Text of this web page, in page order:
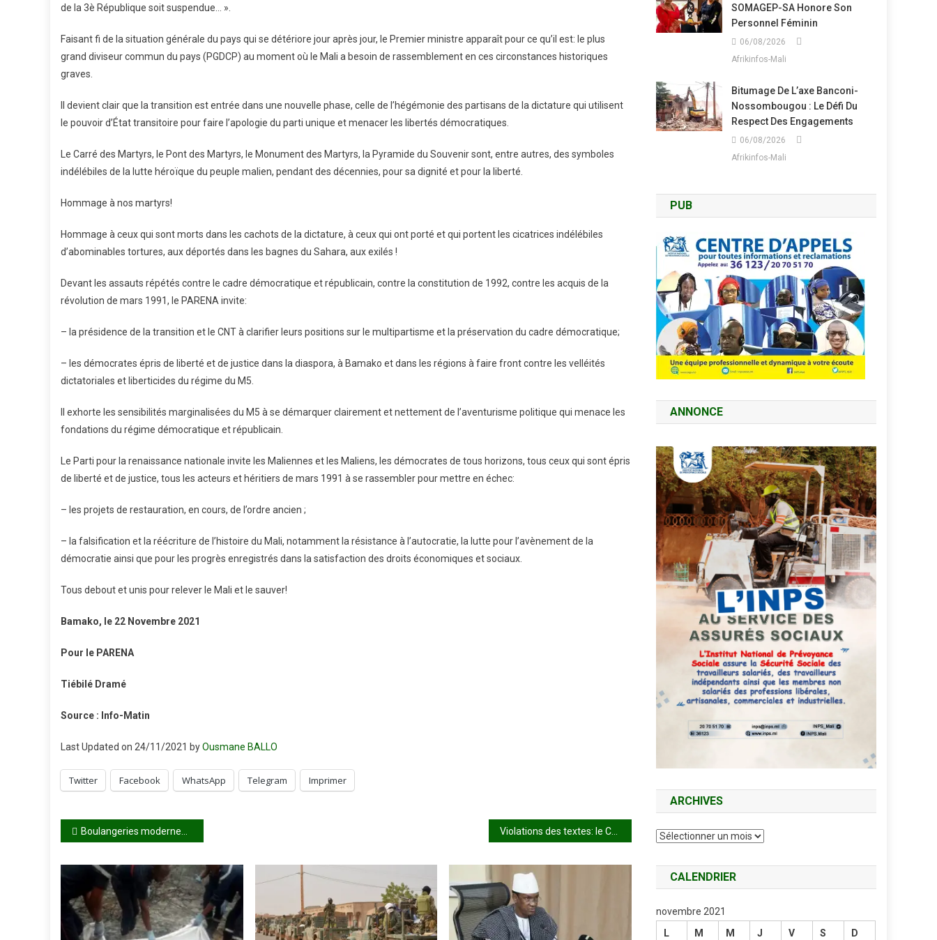
de la 3è République soit suspendue… ».
Faisant fi de la situation générale du pays qui se détériore jour après jour, le Premier ministre apparaît pour ce qu’il est: le plus
grand diviseur commun du pays (PGDCP) au moment où le Mali a besoin de rassemblement en ces circonstances historiques
graves.
Il devient clair que la transition est entrée dans une nouvelle phase, celle de l’hégémonie des partisans de la dictature qui utilisent
le pouvoir d’État transitoire pour faire l’apologie du parti unique et menacer les libertés démocratiques.
Le Carré des Martyrs, le Pont des Martyrs, le Monument des Martyrs, la Pyramide du Souvenir sont, entre autres, des symboles
indélébiles de la lutte héroïque du peuple malien, pendant des décennies, pour sa dignité et pour la liberté.
Hommage à nos martyrs!
Hommage à ceux qui sont morts dans les cachots de la dictature, à ceux qui ont porté et qui portent les cicatrices indélébiles
d’abominables tortures, aux déportés dans les bagnes du Sahara, aux exilés !
Devant les assauts répétés contre le cadre démocratique et républicain, contre la constitution de 1992, contre les acquis de la
révolution de mars 1991, le PARENA invite:
– la présidence de la transition et le CNT à clarifier leurs positions sur le multipartisme et la préservation du cadre démocratique;
– les démocrates épris de liberté et de justice dans la diaspora, à Bamako et dans les régions à faire front contre les velléités
dictatoriales et liberticides du régime du M5.
Il exhorte les sensibilités marginalisées du M5 à se démarquer clairement et nettement de l’aventurisme politique qui menace les
fondations du régime démocratique et républicain.
Le Parti pour la renaissance nationale invite les Maliennes et les Maliens, les démocrates de tous horizons, tous ceux qui sont épris
de liberté et de justice, tous les acteurs et héritiers de mars 1991 à se rassembler pour mettre en échec:
– les projets de restauration, en cours, de l’ordre ancien ;
– la falsification et la réécriture de l’histoire du Mali, notamment la résistance à l’autocratie, la lutte pour l’avènement de la
démocratie ainsi que pour les progrès enregistrés dans la satisfaction des droits économiques et sociaux.
Tous debout et unis pour relever le Mali et le sauver!
Bamako, le 22 Novembre 2021
Pour le PARENA
Tiébilé Dramé
Source : Info-Matin
Last Updated on 24/11/2021 byOusmane BALLO
Twitter Facebook WhatsApp Telegram Imprimer
Navigation
de
l’article
Boulangeries modernes : les salariés en grève le 20 décembre
SOMAGEP-SA Honore Son
Personnel Féminin
06/08/2026
Afrikinfos-Mali
Bitumage De L’axe Banconi-
Nossombougou : Le Défi Du
Respect Des Engagements
06/08/2026
Afrikinfos-Mali
PUB
ANNONCE
ARCHIVES
Archives
CALENDRIER
novembre 2021
L
M M J V S D